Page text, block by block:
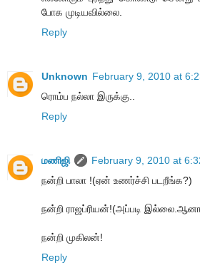
போக முடியவில்லை.
Reply
Unknown February 9, 2010 at
ரொம்ப நல்லா இருக்கு..
Reply
மணிஜி
February 9, 2010 at
நன்றி பாலா !(ஏன் உணர்ச்சி படறீங்க?)
நன்றி ராஜப்ரியன்!(அப்படி
நன்றி முகிலன்!
Reply